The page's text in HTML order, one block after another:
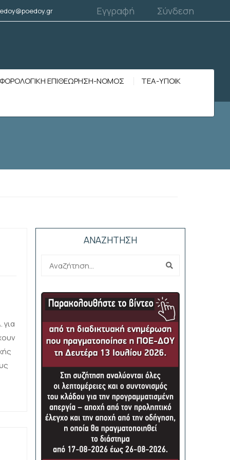
Εγγραφή Σύνδεση
ΦΟΡΟΛΟΓΙΚΗ ΕΠΙΘΕΩΡΗΣΗ-ΝΟΜΟΣ ΤΕΑ-ΥΠΟΙΚ
ΑΝΑΖΗΤΗΣΗ